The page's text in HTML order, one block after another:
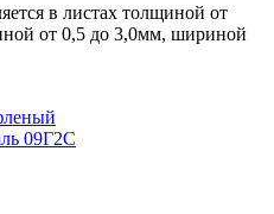
в листах толщиной от
от 0,5 до 3,0мм, шириной
09Г2С